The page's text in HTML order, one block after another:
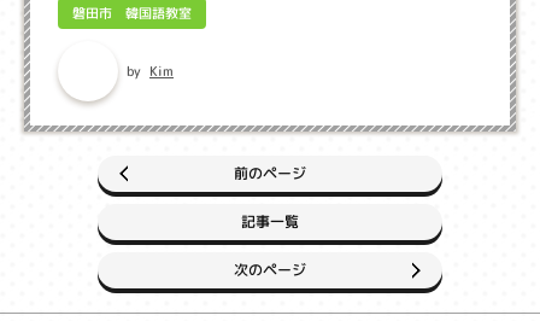
磐田市 韓国語教室
by Kim
前のページ
記事一覧
次のページ